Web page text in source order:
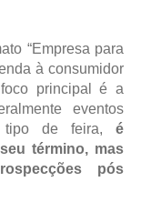
“Empresa para
à consumidor
principal é a
eventos
tipo de feira, é
término, mas
pós